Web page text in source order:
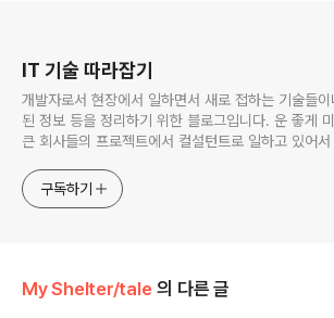
IT 기술 따라잡기
개발자로서 현장에서 일하면서 새로 접하는 기술들이
된 정보 등을 정리하기 위한 블로그입니다. 운 좋게 미국에서
큰 회사들의 프로젝트에서 컬설턴트로 일하고 있어서
사용되는 툴들에 대해 많은 분들과 정보를 공유하고
구독하기
My Shelter/tale 의 다른 글